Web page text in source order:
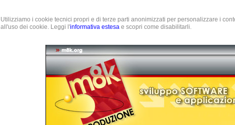
Utilizziamo i cookie tecnici propri e di terze parti anonimizzati per personalizzare i
all'uso dei cookie. Leggi l'informativa estesa e scopri come disabilitarli.